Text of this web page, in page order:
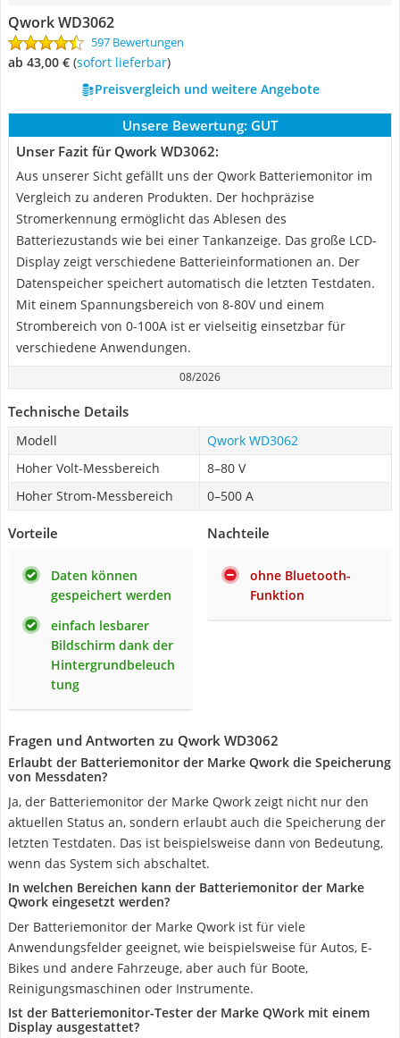
Qwork WD3062
597 Bewertungen
ab 43,00 € ( Sofort lieferbar)
Preisvergleich und weitere Angebote
Unsere Bewertung: GUT
Unser Fazit für Qwork WD3062:
Aus unserer Sicht gefällt uns der Qwork Batteriemonitor im
Vergleich zu anderen Produkten. Der hochpräzise
Stromerkennung ermöglicht das Ablesen des
Batteriezustands wie bei einer Tankanzeige. Das große LCD-
Display zeigt verschiedene Batterieinformationen an. Der
Datenspeicher speichert automatisch die letzten Testdaten.
Mit einem Spannungsbereich von 8-80V und einem
Strombereich von 0-100A ist er vielseitig einsetzbar für
verschiedene Anwendungen.
08/2026
Technische Details
Modell
Qwork WD3062
Hoher Volt-Messbereich
8–80 V
Hoher Strom-Messbereich
0–500 A
Vorteile
Daten können
gespeichert werden
einfach lesbarer
Bildschirm dank der
Hintergrundbeleuch
tung
Nachteile
ohne Bluetooth-
Funktion
Fragen und Antworten zu Qwork WD3062
Erlaubt der Batteriemonitor der Marke Qwork die Speicherung
von Messdaten?
Ja, der Batteriemonitor der Marke Qwork zeigt nicht nur den
aktuellen Status an, sondern erlaubt auch die Speicherung der
letzten Testdaten. Das ist beispielsweise dann von Bedeutung,
wenn das System sich abschaltet.
In welchen Bereichen kann der Batteriemonitor der Marke
Qwork eingesetzt werden?
Der Batteriemonitor der Marke Qwork ist für viele
Anwendungsfelder geeignet, wie beispielsweise für Autos, E-
Bikes und andere Fahrzeuge, aber auch für Boote,
Reinigungsmaschinen oder Instrumente.
Ist der Batteriemonitor-Tester der Marke QWork mit einem
Display ausgestattet?